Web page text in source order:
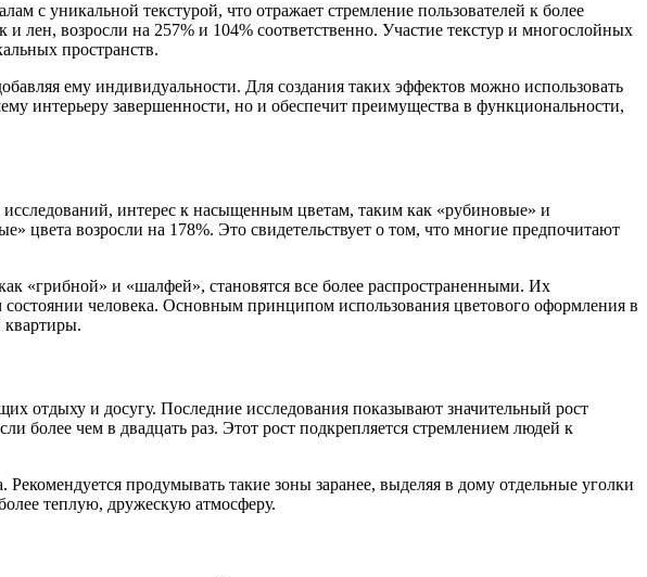
с уникальной текстурой, что отражает стремление пользователей к более
лен, возросли на 257% и 104% соответственно. Участие текстур и многослойных
пространств.
ему индивидуальности. Для создания таких эффектов можно использовать
интерьеру завершенности, но и обеспечит преимущества в функциональности,
интерес к насыщенным цветам, таким как «рубиновые» и
цвета возросли на 178%. Это свидетельствует о том, что многие предпочитают
«грибной» и «шалфей», становятся все более распространенными. Их
состоянии человека. Основным принципом использования цветового оформления в
квартиры.
отдыху и досугу. Последние исследования показывают значительный рост
более чем в двадцать раз. Этот рост подкрепляется стремлением людей к
продумывать такие зоны заранее, выделяя в дому отдельные уголки
теплую, дружескую атмосферу.